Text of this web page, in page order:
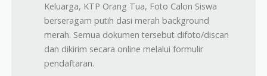
Keluarga, KTP Orang Tua, Foto Calon Siswa
berseragam putih dasi merah background
merah. Semua dokumen tersebut difoto/discan
dan dikirim secara online melalui formulir
pendaftaran.